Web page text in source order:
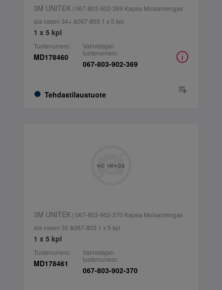
3M UNITEK| 067-803-902-369 Kapea Molaarirengas
ala vasen 34+ &067-803 1 x 5 kpl
1 x 5 kpl
Tuotenumero:
MD178460
Tehdastilaustuote
Valmistajan
tuotenumero:
067-803-902-369
3M UNITEK| 067-803-902-370 Kapea Molaarirengas
ala vasen 35 &067-803 1 x 5 kpl
1 x 5 kpl
Tuotenumero:
MD178461
Valmistajan
tuotenumero:
067-803-902-370